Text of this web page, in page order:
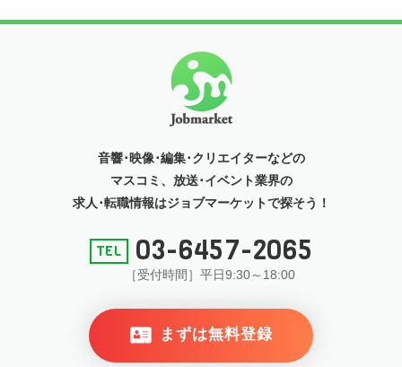
音響･映像･編集･クリエイターなどの
マスコミ、放送･イベント業界の
求人･転職情報はジョブマーケットで探そう！
03-6457-2065
［受付時間］平日9:30～18:00
まずは無料登録